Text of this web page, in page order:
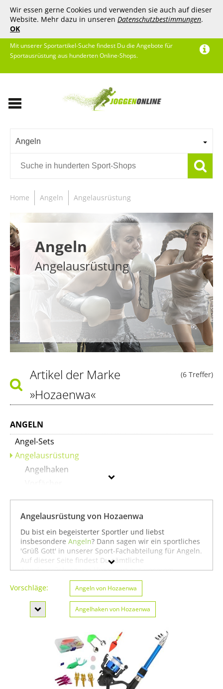
Wir essen gerne Cookies und verwenden sie auch auf dieser
Website. Mehr dazu in unseren Datenschutzbestimmungen.
OK
Mit unserer Sportartikel-Suche findest Du die Angebote für
Sportausrüstung aus hunderten Online-Shops.
Angeln
Home Angeln Angelausrüstung
Angeln
Angelausrüstung
(6 Treffer)
Artikel der Marke
»Hozaenwa«
ANGELN
Angel-Sets
Angelausrüstung
Angelhaken
Angelgeräte & Zubehör
Fliegenfischen
Rollen
Ruten
Hozaenwa
Geschlecht
Angelausrüstung von Hozaenwa
Du bist ein begeisterter Sportler und liebst
insbesondere Angeln? Dann sagen wir ein sportliches
'Grüß Gott' in unserer Sport-Fachabteilung für Angeln.
Auf dieser Seite findest Du sämtliche
Angelausrüstung von Hozaenwa aus unserem
Sortiment. Du kannst auch gezieltAngeln von
Hozaenwa
Badminton von Hozaenwa
Oder Du schaust etwas breiter und siehst Dich auf
unserer Seite mit sämtlichen Sportartikeln von
Hozaenwa
oder unter allen Produkten für den Sport
Dir weiter viel Spaß und Erfolg beim Angeln!
Vorschläge: Angeln von Hozaenwa
Angelhaken von Hozaenwa
Vorfächer von Hozaenwa